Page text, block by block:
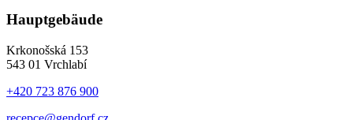
Hauptgebäude
Krkonošská 153
543 01 Vrchlabí
+420 723 876 900